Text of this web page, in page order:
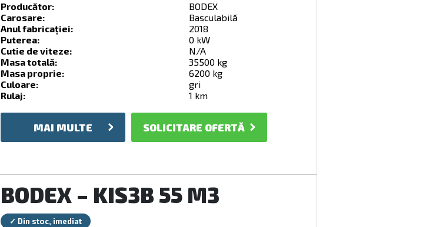
Producător:
BODEX
Carosare:
Basculabilă
Anul fabricației:
2018
Puterea:
0 kW
Cutie de viteze:
N/A
Masa totală:
35500 kg
Masa proprie:
6200 kg
Culoare:
gri
Rulaj:
1 km
MAI MULTE SOLICITARE OFERTĂ
BODEX – KIS3B 55 M3
✓ Din stoc, imediat